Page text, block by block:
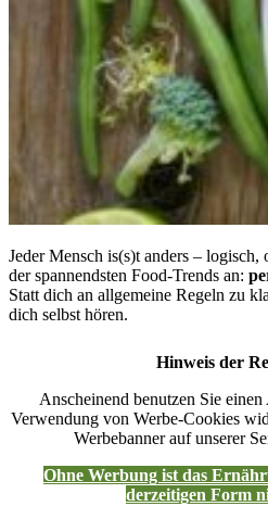
Jeder Mensch is(s)t anders – logisch,
der spannendsten Food-Trends an:
Statt dich an allgemeine Regeln zu
dich selbst hören.
Hinweis der
Anscheinend benutzen Sie
Verwendung von Werbe-Cookies
Werbebanner auf unserer
Ohne Werbung ist das
derzeitigen Form